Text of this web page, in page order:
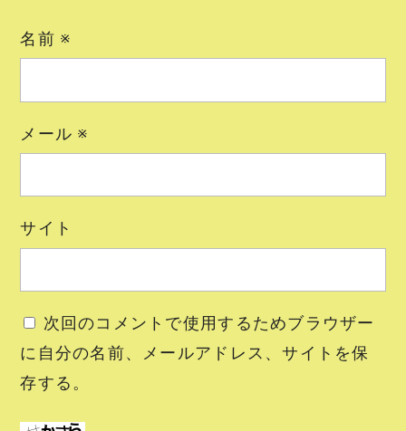
名前 ※
メール ※
サイト
次回のコメントで使用するためブラウザー
に自分の名前、メールアドレス、サイトを保
存する。